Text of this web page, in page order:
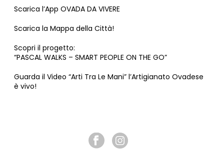
Scarica l’App OVADA DA VIVERE
Scarica la Mappa della Città!
Scopri il progetto:
“PASCAL WALKS – SMART PEOPLE ON THE GO”
Guarda il Video “Arti Tra Le Mani” l’Artigianato Ovadese
è vivo!